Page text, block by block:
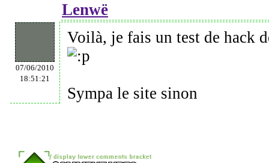
Lenwë
07/06/2010
18:51:21
Voilà, je fais un test de hack
Sympa le site sinon